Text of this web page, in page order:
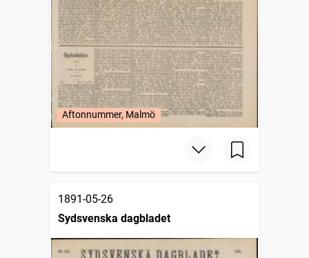
Aftonnummer, Malmö
1891-05-26
Sydsvenska dagbladet